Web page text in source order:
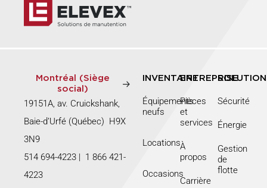
Montréal (Siège
social)
19151A, av. Cruickshank,
Baie-d’Urfé (Québec) H9X
3N9
514 694-4223 | 1 866 421-
4223
INVENTAIRE
Équipements
neufs
Locations
Occasions
ENTREPRISE
Pièces
et
services
À
propos
Carrière
Sécurité
Énergie
Gestion
de
flotte